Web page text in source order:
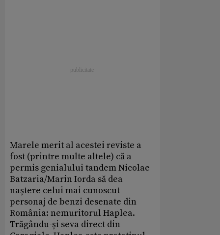
Marele merit al acestei reviste a
fost (printre multe altele) că a
permis genialului tandem Nicolae
Batzaria/Marin Iorda să dea
naștere celui mai cunoscut
personaj de benzi desenate din
România: nemuritorul Haplea.
Trăgându-și seva direct din